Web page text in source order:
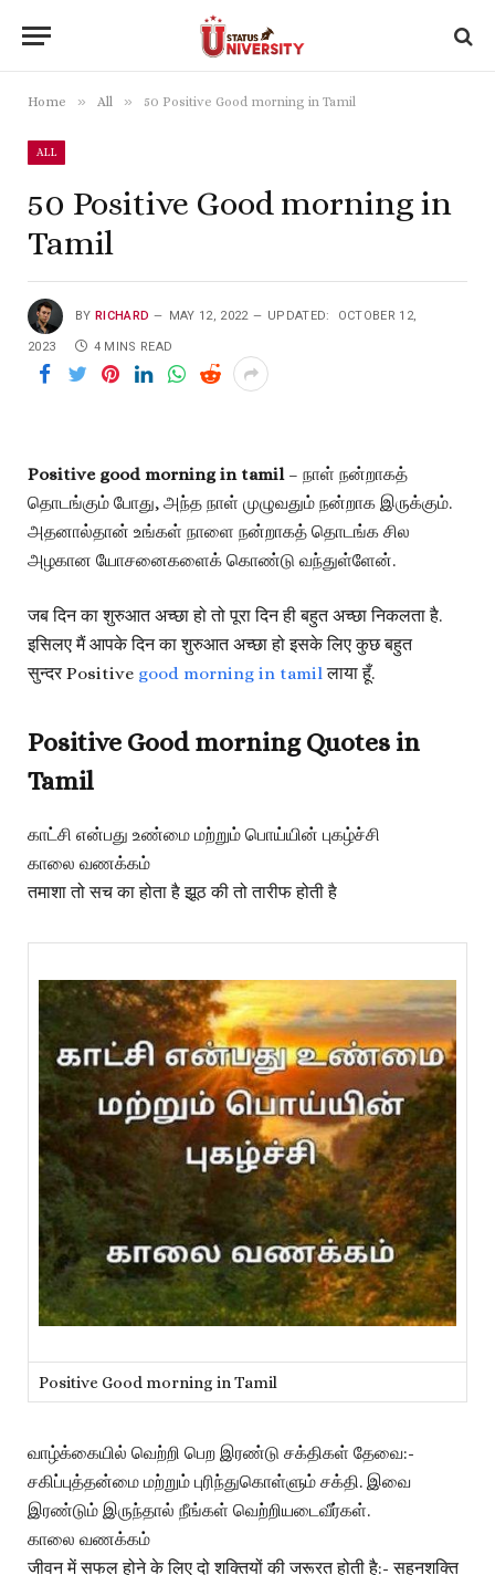
Home » All » 50 Positive Good morning in Tamil
ALL
50 Positive Good morning in
Tamil
BY RICHARD MAY 12, 2022 UPDATED: OCTOBER 12,
2023 4 MINS READ
Positive good morning in tamil – நாள் நன்றாகத்
தொடங்கும் போது, ​​அந்த நாள் முழுவதும் நன்றாக இருக்கும்.
அதனால்தான் உங்கள் நாளை நன்றாகத் தொடங்க சில
அழகான யோசனைகளைக் கொண்டு வந்துள்ளேன்.
जब दिन का शुरुआत अच्छा हो तो पूरा दिन ही बहुत अच्छा निकलता है.
इसिलए मैं आपके दिन का शुरुआत अच्छा हो इसके लिए कुछ बहुत
सुन्दर Positive good morning in tamil लाया हूँ.
Positive Good morning Quotes in
Tamil
காட்சி என்பது உண்மை மற்றும் பொய்யின் புகழ்ச்சி
காலை வணக்கம்
तमाशा तो सच का होता है झूठ की तो तारीफ होती है
Positive Good morning in Tamil
வாழ்க்கையில் வெற்றி பெற இரண்டு சக்திகள் தேவை:-
சகிப்புத்தன்மை மற்றும் புரிந்துகொள்ளும் சக்தி. இவை
இரண்டும் இருந்தால் நீங்கள் வெற்றியடைவீர்கள்.
காலை வணக்கம்
जीवन में सफल होने के लिए दो शक्तियों की जरूरत होती है:- सहनशक्ति